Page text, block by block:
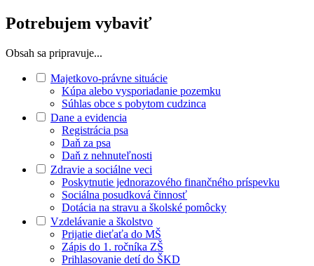
Potrebujem vybaviť
Obsah sa pripravuje...
Majetkovo-právne situácie
Kúpa alebo vysporiadanie pozemku
Súhlas obce s pobytom cudzinca
Dane a evidencia
Registrácia psa
Daň za psa
Daň z nehnuteľnosti
Zdravie a sociálne veci
Poskytnutie jednorazového finančného príspevku
Sociálna posudková činnosť
Dotácia na stravu a školské pomôcky
Vzdelávanie a školstvo
Prijatie dieťaťa do MŠ
Zápis do 1. ročníka ZŠ
Prihlasovanie detí do ŠKD